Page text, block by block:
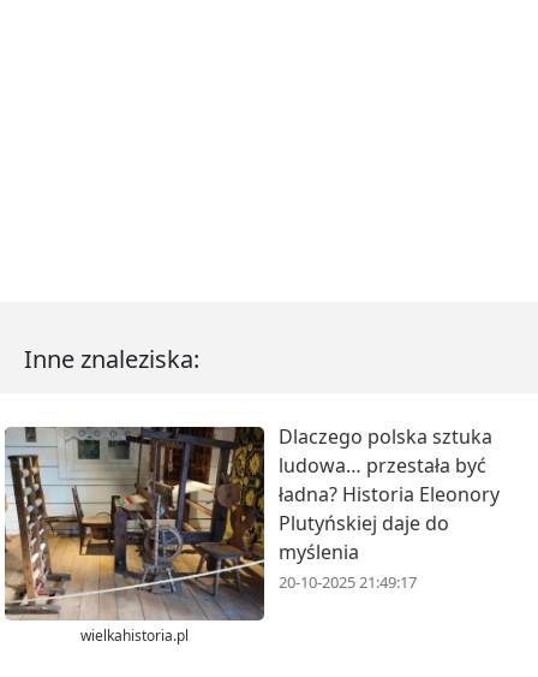
Inne znaleziska:
wielkahistoria.pl
Dlaczego polska sztuka
ludowa… przestała być
ładna? Historia Eleonory
Plutyńskiej daje do
myślenia
20-10-2025 21:49:17